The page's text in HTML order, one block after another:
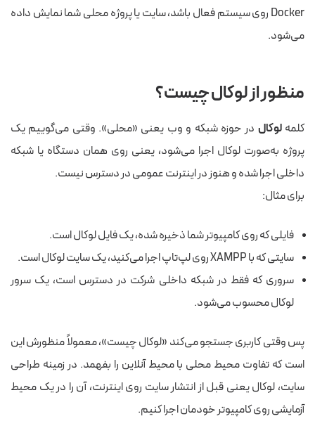
Docker روی سیستم فعال باشد، سایت یا پروژه محلی شما نمایش داده
می‌شود.
منظور از لوکال چیست؟
کلمهلوکال در حوزه شبکه و وب یعنی «محلی». وقتی می‌گوییم یک
پروژه به‌صورت لوکال اجرا می‌شود، یعنی روی همان دستگاه یا شبکه
داخلی اجرا شده و هنوز در اینترنت عمومی در دسترس نیست.
برای مثال:
فایلی که روی کامپیوتر شما ذخیره شده، یک فایل لوکال است.
سایتی که با XAMPP روی لپ‌تاپ اجرا می‌کنید، یک سایت لوکال است.
سروری که فقط در شبکه داخلی شرکت در دسترس است، یک سرور
لوکال محسوب می‌شود.
پس وقتی کاربری جستجو می‌کند «لوکال چیست»، معمولاً منظورش این
است که تفاوت محیط محلی با محیط آنلاین را بفهمد. در زمینه طراحی
سایت، لوکال یعنی قبل از انتشار سایت روی اینترنت، آن را در یک محیط
آزمایشی روی کامپیوتر خودمان اجرا کنیم.